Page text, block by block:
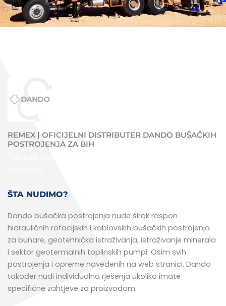
REMEX | OFICIJELNI DISTRIBUTER DANDO BUŠAČKIH
POSTROJENJA ZA BIH
ŠTA NUDIMO?
Dando bušačka postrojenja nude širok raspon
hidrauličnih rotacijskih i kablovskih bušačkih postrojenja
za bunare, geotehnička istraživanja, istraživanje minerala
i sektor geotermalnih toplinskih pumpi. Osim svih
postrojenja i opreme navedenih na web stranici, Dando
također nudi individualna rješenja ukoliko imate
specifične zahtjeve za proizvodom.